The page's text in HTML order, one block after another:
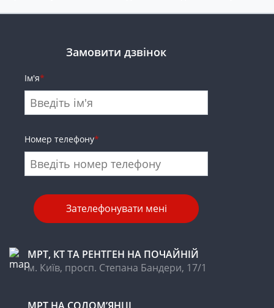
Замовити дзвінок
Ім'я*
Номер телефону*
МРТ, КТ ТА РЕНТГЕН НА ПОЧАЙНІЙ
м. Київ, просп. Степана Бандери, 17/1